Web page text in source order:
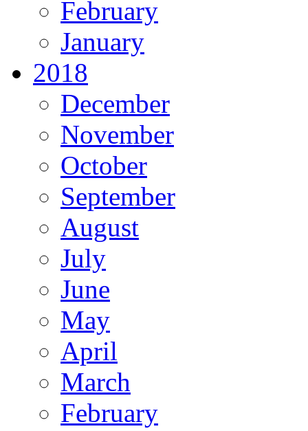
February
January
2018
December
November
October
September
August
July
June
May
April
March
February